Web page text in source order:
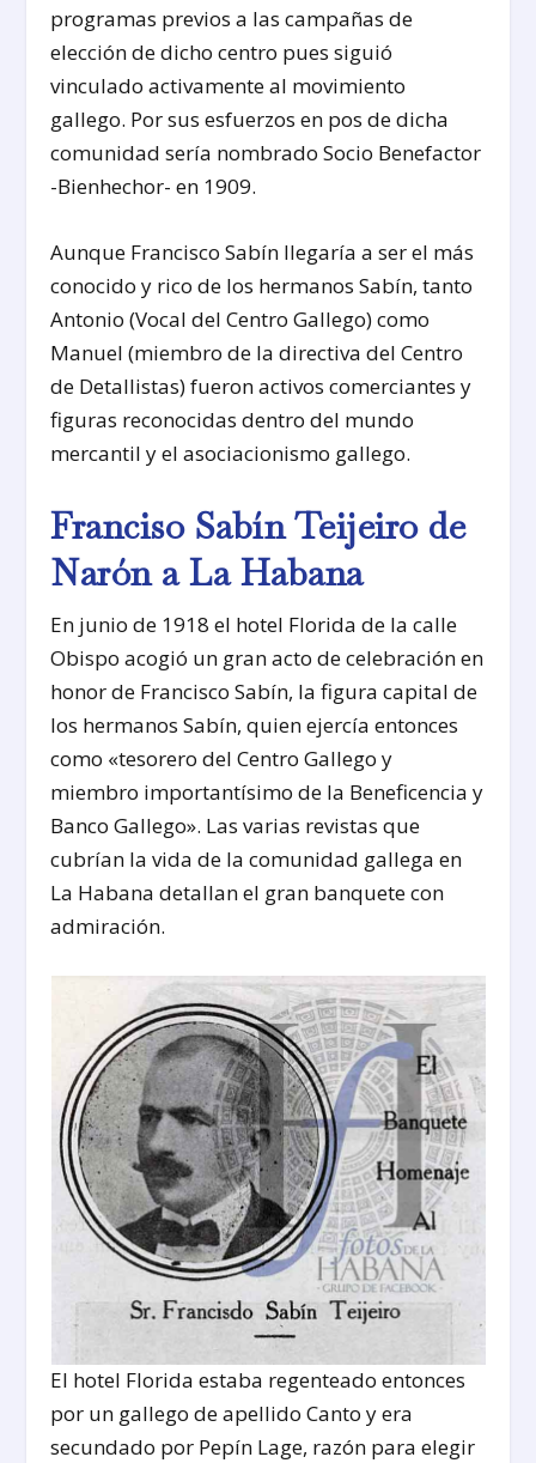
programas previos a las campañas de
elección de dicho centro pues siguió
vinculado activamente al movimiento
gallego. Por sus esfuerzos en pos de dicha
comunidad sería nombrado Socio Benefactor
-Bienhechor- en 1909.
Aunque Francisco Sabín llegaría a ser el más
conocido y rico de los hermanos Sabín, tanto
Antonio (Vocal del Centro Gallego) como
Manuel (miembro de la directiva del Centro
de Detallistas) fueron activos comerciantes y
figuras reconocidas dentro del mundo
mercantil y el asociacionismo gallego.
Franciso Sabín Teijeiro de
Narón a La Habana
En junio de 1918 el hotel Florida de la calle
Obispo acogió un gran acto de celebración en
honor de Francisco Sabín, la figura capital de
los hermanos Sabín, quien ejercía entonces
como «tesorero del Centro Gallego y
miembro importantísimo de la Beneficencia y
Banco Gallego». Las varias revistas que
cubrían la vida de la comunidad gallega en
La Habana detallan el gran banquete con
admiración.
El hotel Florida estaba regenteado entonces
por un gallego de apellido Canto y era
secundado por Pepín Lage, razón para elegir